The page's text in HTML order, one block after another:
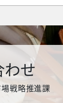
せ
戦略推進課